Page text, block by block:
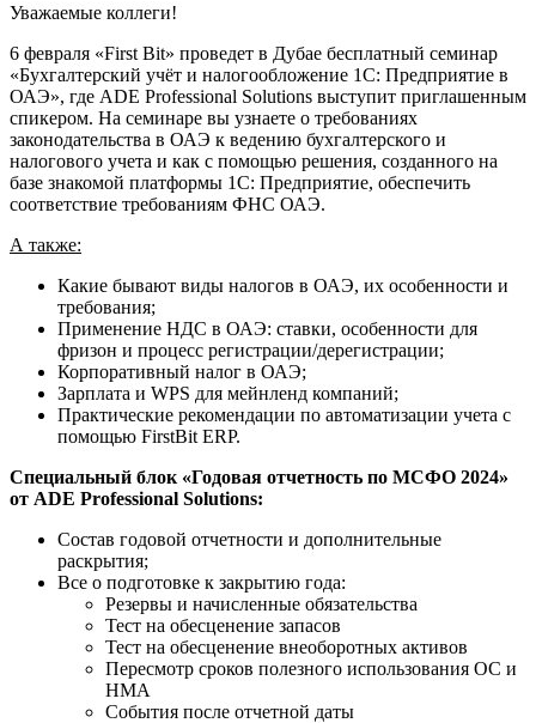
Уважаемые коллеги!
6 февраля «First Bit» проведет в Дубае бесплатный семинар
«Бухгалтерский учёт и налогообложение 1С: Предприятие в
ОАЭ», где ADE Professional Solutions выступит приглашенным
спикером. На семинаре вы узнаете о требованиях
законодательства в ОАЭ к ведению бухгалтерского и
налогового учета и как с помощью решения, созданного на
базе знакомой платформы 1С: Предприятие, обеспечить
соответствие требованиям ФНС ОАЭ.
А также:
Какие бывают виды налогов в ОАЭ, их особенности и
требования;
Применение НДС в ОАЭ: ставки, особенности для
фризон и процесс регистрации/дерегистрации;
Корпоративный налог в ОАЭ;
Зарплата и WPS для мейнленд компаний;
Практические рекомендации по автоматизации учета с
помощью FirstBit ERP.
Специальный блок «Годовая отчетность по МСФО 2024»
от ADE Professional Solutions:
Состав годовой отчетности и дополнительные
раскрытия;
Все о подготовке к закрытию года:
Резервы и начисленные обязательства
Тест на обесценение запасов
Тест на обесценение внеоборотных активов
Пересмотр сроков полезного использования ОС и
НМА
События после отчетной даты